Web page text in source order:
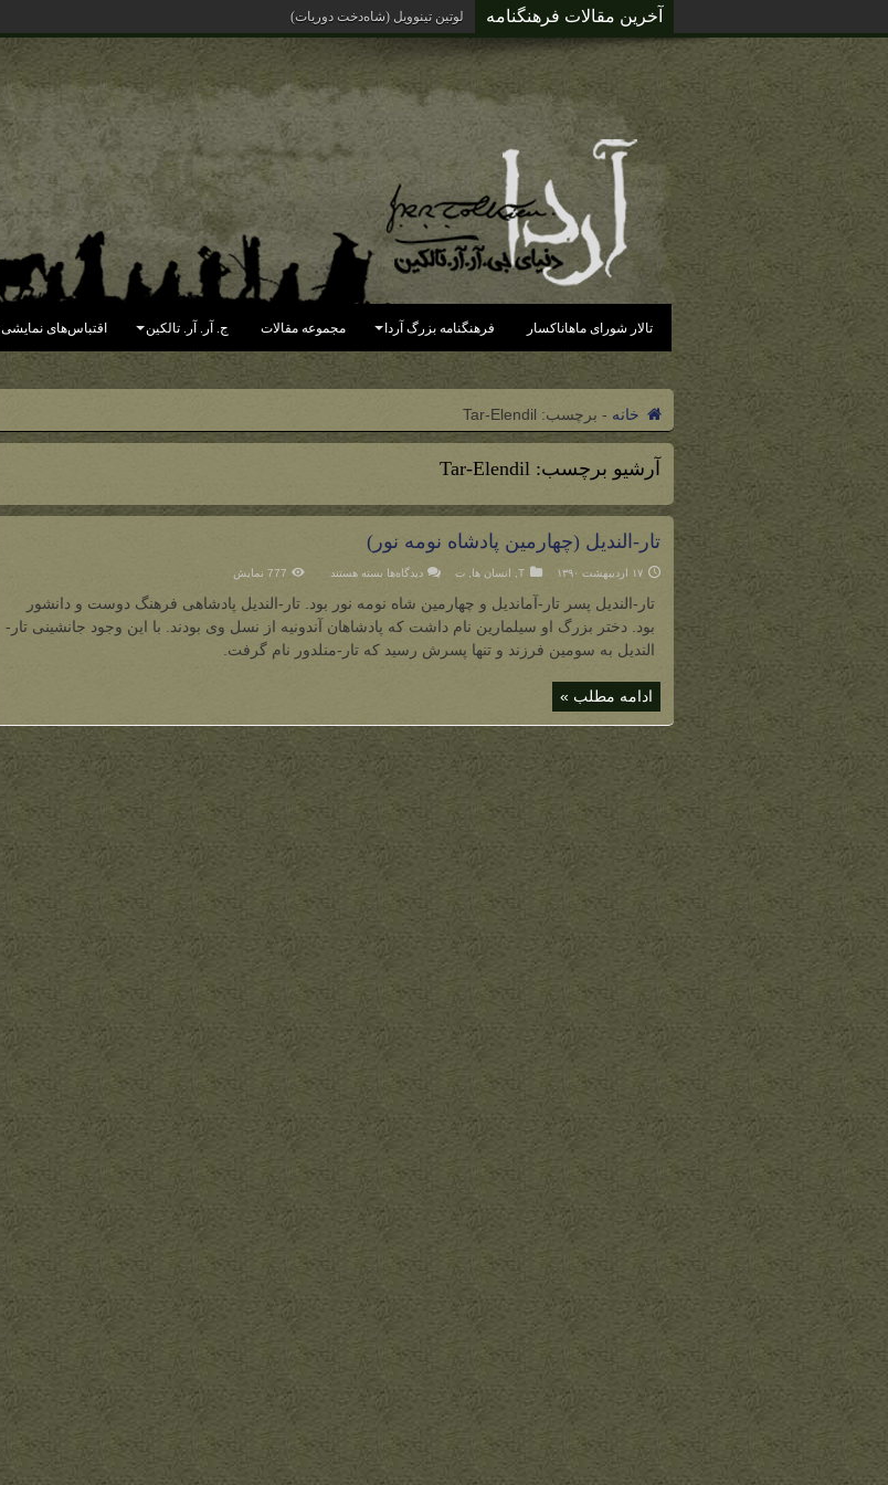
آخرین مقالات فرهنگنامه لوتین تینوویل (شاه‌دخت دوریات)
تالار شورای ماهاناکسار فرهنگنامه بزرگ آردا مجموعه مقالات ج. آر. آر. تالکین اقتباس‌های نمایشی
خانه - برچسب: Tar-Elendil
آرشیو برچسب:Tar-Elendil
تار-الندیل (چهارمین پادشاه نومه نور)
۱۷ اردیبهشت ۱۳۹۰ T انسان ها ,ت دیدگاه‌ها برای
(چهارمین
پادشاه
نومه
نور)
بسته هستند 777 نمایش
تار-الندیل پسر تار-آماندیل و چهارمین شاه نومه نور بود. تار-الندیل پادشاهی فرهنگ دوست و دانشور
بود. دختر بزرگ او سیلمارین نام داشت که پادشاهان آندونیه از نسل وی بودند. با این وجود جانشینی تار-
الندیل به سومین فرزند و تنها پسرش رسید که تار-منلدور نام گرفت.
ادامه مطلب »